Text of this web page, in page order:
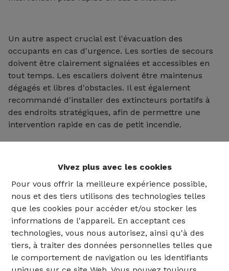
Vivez plus avec les cookies
Pour vous offrir la meilleure expérience possible,
nous et des tiers utilisons des technologies telles
que les cookies pour accéder et/ou stocker les
informations de l'appareil. En acceptant ces
technologies, vous nous autorisez, ainsi qu'à des
tiers, à traiter des données personnelles telles que
le comportement de navigation ou les identifiants
Un autre aspect crucial est l'évacuation des
occupants en cas d'urgence. Les sorties de secours
doivent être clairement signalées et accessibles en
tout temps. Les escaliers doivent être maintenus
dégagés et libres d'obstacles. Il est également
recommandé d'installer des extincteurs portatifs à
des endroits stratégiques, afin de permettre une
intervention rapide en cas de petit incendie.
La protection passive contre l'incendie est également
l'utilisation de matériaux résistants au feu pour les
revêtements muraux et les plafonds, ainsi que
l'installation de portes coupe-feu et de systèmes de
compartimentage pour limiter la propagation des
flammes et de la fumée.